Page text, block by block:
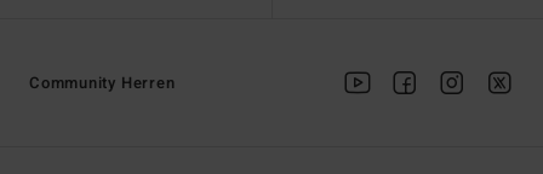
Community Herren